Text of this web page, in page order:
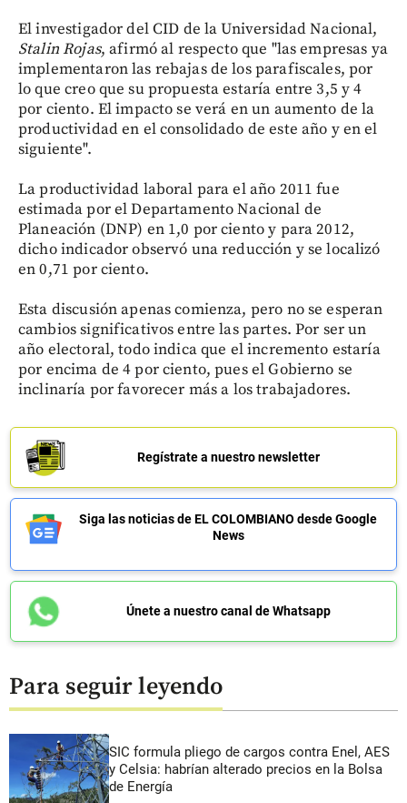
El investigador del CID de la Universidad Nacional,
Stalin Rojas, afirmó al respecto que "las empresas ya
implementaron las rebajas de los parafiscales, por
lo que creo que su propuesta estaría entre 3,5 y 4
por ciento. El impacto se verá en un aumento de la
productividad en el consolidado de este año y en el
siguiente".
La productividad laboral para el año 2011 fue
estimada por el Departamento Nacional de
Planeación (DNP) en 1,0 por ciento y para 2012,
dicho indicador observó una reducción y se localizó
en 0,71 por ciento.
Esta discusión apenas comienza, pero no se esperan
cambios significativos entre las partes. Por ser un
año electoral, todo indica que el incremento estaría
por encima de 4 por ciento, pues el Gobierno se
inclinaría por favorecer más a los trabajadores.
Regístrate a nuestro newsletter
Siga las noticias de EL COLOMBIANO desde Google
News
Únete a nuestro canal de Whatsapp
Para seguir leyendo
SIC formula pliego de cargos contra Enel, AES
y Celsia: habrían alterado precios en la Bolsa
de Energía